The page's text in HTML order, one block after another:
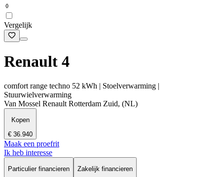
Vergelijk
Renault 4
comfort range techno 52 kWh | Stoelverwarming |
Stuurwielverwarming
Van Mossel Renault Rotterdam Zuid, (NL)
Kopen
€ 36.940
Maak een proefrit
Ik heb interesse
Particulier financieren
Zakelijk financieren